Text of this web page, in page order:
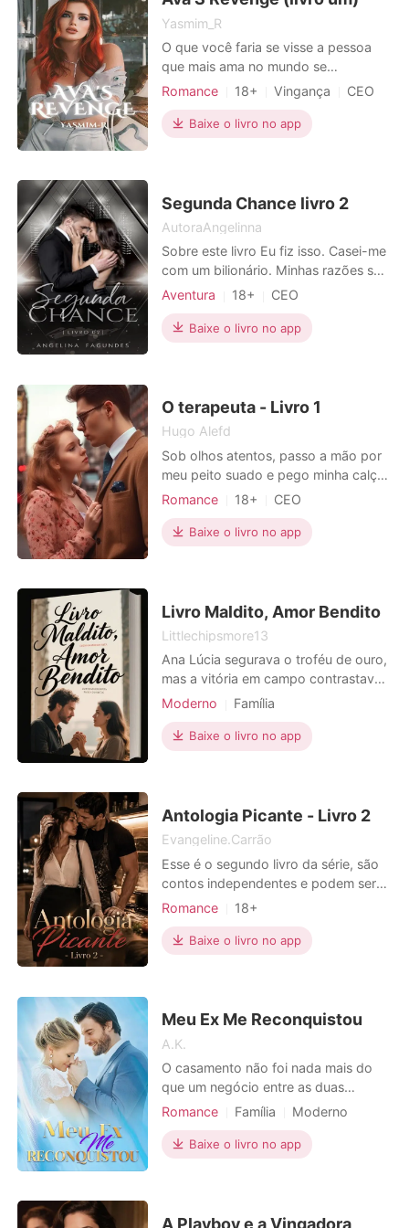
Yasmim_R
O que você faria se visse a pessoa
que mais ama no mundo se
destruindo e se arruinando por um
uma beleza fora dos padrões da
sociedade, linda, extremamente sexy
infância difícil ao ver o corpo da irmã
sem
Romance 18+ Vingança
CEO
Charmoso
Paixão / Erótica
Baixe o livro no app
Segunda Chance livro 2
AutoraAngelinna
Sobre este livro Eu fiz isso. Casei-me
com um bilionário. Minhas razões são
minhas, mas a última coisa que eu
propriedade. Eu posso ter tomado os
votos, mas eu ainda estou
mundo, mas eu não sou o tipo de g
Aventura 18+
CEO
Paixão / Erótica
Arrogante / Dominante
Baixe o livro no app
O terapeuta - Livro 1
Hugo Alefd
Sob olhos atentos, passo a mão por
meu peito suado e pego minha calça
no chão. Mantenho- me de costas
sentada, ofegante e provavelmente
dolorida entre as pernas. Visto a
em seu olhar. Essa é a parte
Romance 18+
CEO
Paixão / Erótica
Baixe o livro no app
Livro Maldito, Amor Bendito
Littlechipsmore13
Ana Lúcia segurava o troféu de ouro,
mas a vitória em campo contrastava
com o ar pesado de sua casa. Ali, sua
confrontavam. "Case-se comigo", ele
propôs, enquanto os pensamentos
futebol e "pr
Moderno
Família
Casamento arranjado
Heroína
1V1
Baixe o livro no app
Antologia Picante - Livro 2
Evangeline.Carrão
Esse é o segundo livro da série, são
contos independentes e podem ser
lidos em qualquer ordem de livro ou
meus contos eróticos preferidos,
como parte da imersão, evitei dar
e as pessoas pa
Romance
18+
Relacionamento secreto
Triangulo amoroso
Local de trabalho
Baixe o livro no app
Meu Ex Me Reconquistou
A.K.
O casamento não foi nada mais do
que um negócio entre as duas
famílias. Ele podia escolher qualquer
momento em que a viu, ele sabia que
era ela que ele queria. No entanto,
momento em que assinou o aco
Romance Família
Moderno
Casamento arranjado
Encantadora
Charmoso
Baixe o livro no app
A Playboy e a Vingadora